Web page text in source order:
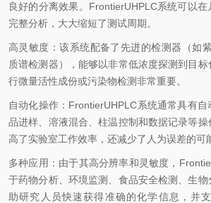
良好的分离效果。FrontierUHPLC系统可以
完整分析，大大缩短了测试周期。
高灵敏度：该系统配备了先进的检测器（如
质谱检测器），能够以非常低浓度探测到目标
行微量活性成份或污染物检测非常重要。
自动化操作：FrontierUHPLC系统通常具有
品进样、溶液混合、柱温控制和数据记录等
高了实验室工作效率，还减少了人为误差的可
多种应用：由于其高分辨率和灵敏度，
于药物分析、环境监测、食品安全检测、生
助研究人员快速获得准确的化学信息，并